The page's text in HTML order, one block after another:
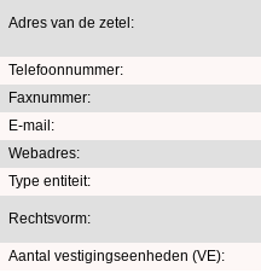
Adres van de zetel:
Telefoonnummer:
Faxnummer:
E-mail:
Webadres:
Type entiteit:
Rechtsvorm:
Aantal vestigingseenheden (VE):